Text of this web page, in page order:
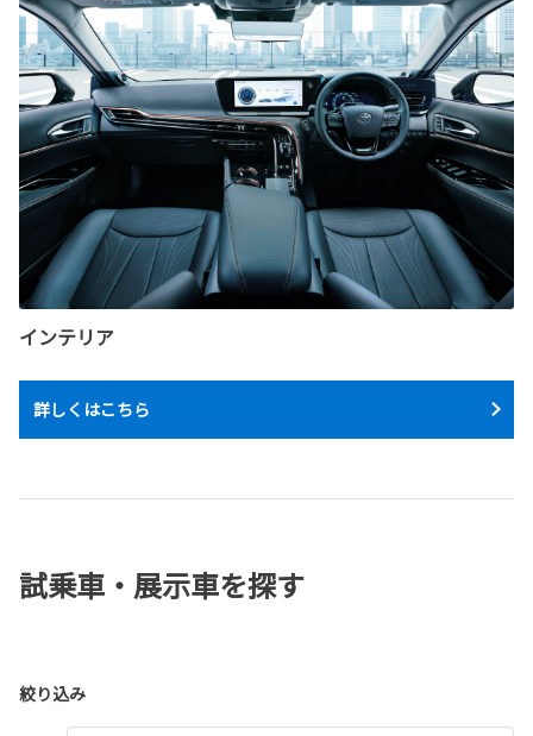
インテリア
詳しくはこちら
試乗車・展示車を探す
絞り込み